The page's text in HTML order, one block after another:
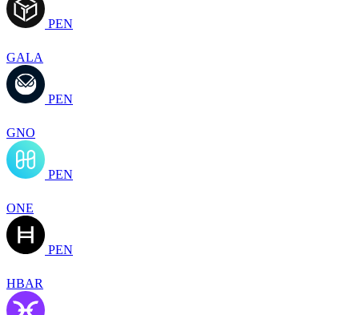
PEN
GALA
PEN
GNO
PEN
ONE
PEN
HBAR